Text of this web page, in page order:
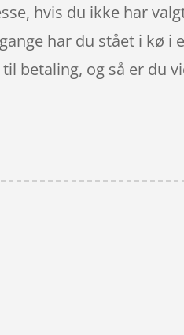
hvis du ikke har
har du stået i kø i
betaling, og så er du